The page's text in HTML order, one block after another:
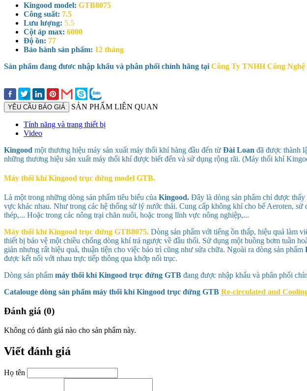
Kingood model: GTB8075
Công suất: 7.5
Lưu lượng: 5.5
Cột áp max: 6000
Độ ồn: 77
Bảo hành sản phẩm: 12 tháng
Sản phẩm đang đươc nhập khẩu và phân phối chính hãng tại Công Ty TNHH Công
YÊU CẦU BÁO GIÁ SẢN PHẨM LIÊN QUAN
Tính năng và trang thiết bị
Video
Kingood một thương hiệu máy sản xuất máy thổi khí hàng đầu đến từ Đài Loan đã được thành
những thương hiệu sản xuất máy thổi khí được biết đến và sử dụng rộng rãi. (Máy thổi khí
Máy thổi khí Kingood trục đứng model GTB.
Là một trong những dòng sản phẩm tiêu biểu của Kingood. Đây là dòng sản phẩm chỉ được thấy
vực khác nhau. Như trong các hệ thống sử lý nước thải. Cung cấp không khí cho bể Aeroten,
thép,... Hoặc trong các nông trại chăn nuôi, hoặc trong lĩnh vực nông nghiệp,...
Máy thổi khí Kingood trục đứng GTB8075. Dòng sản phẩm với tiếng ồn thấp, hiệu quả làm
thiết bị bảo vệ một chiều chống dòng khí trả ngược về đầu thổi. Sử dụng một buồng bơm tuần
giản nhưng rất hiệu quả, thuận tiện cho việc bảo trì cũng như sửa chữa. Ngoài ra dòng sản phẩm
được kết nối với nhau trực tiếp thông qua khớp nối trục.
Dòng sản phẩm máy thổi khí Kingood trục đứng GTB đang được nhập khẩu và phân phối
Catalouge dòng sản phẩm máy thổi khí Kingood trục đứng GTB Re-circulated and
Đánh giá (0)
Không có đánh giá nào cho sản phẩm này.
Viết đánh giá
Họ tên